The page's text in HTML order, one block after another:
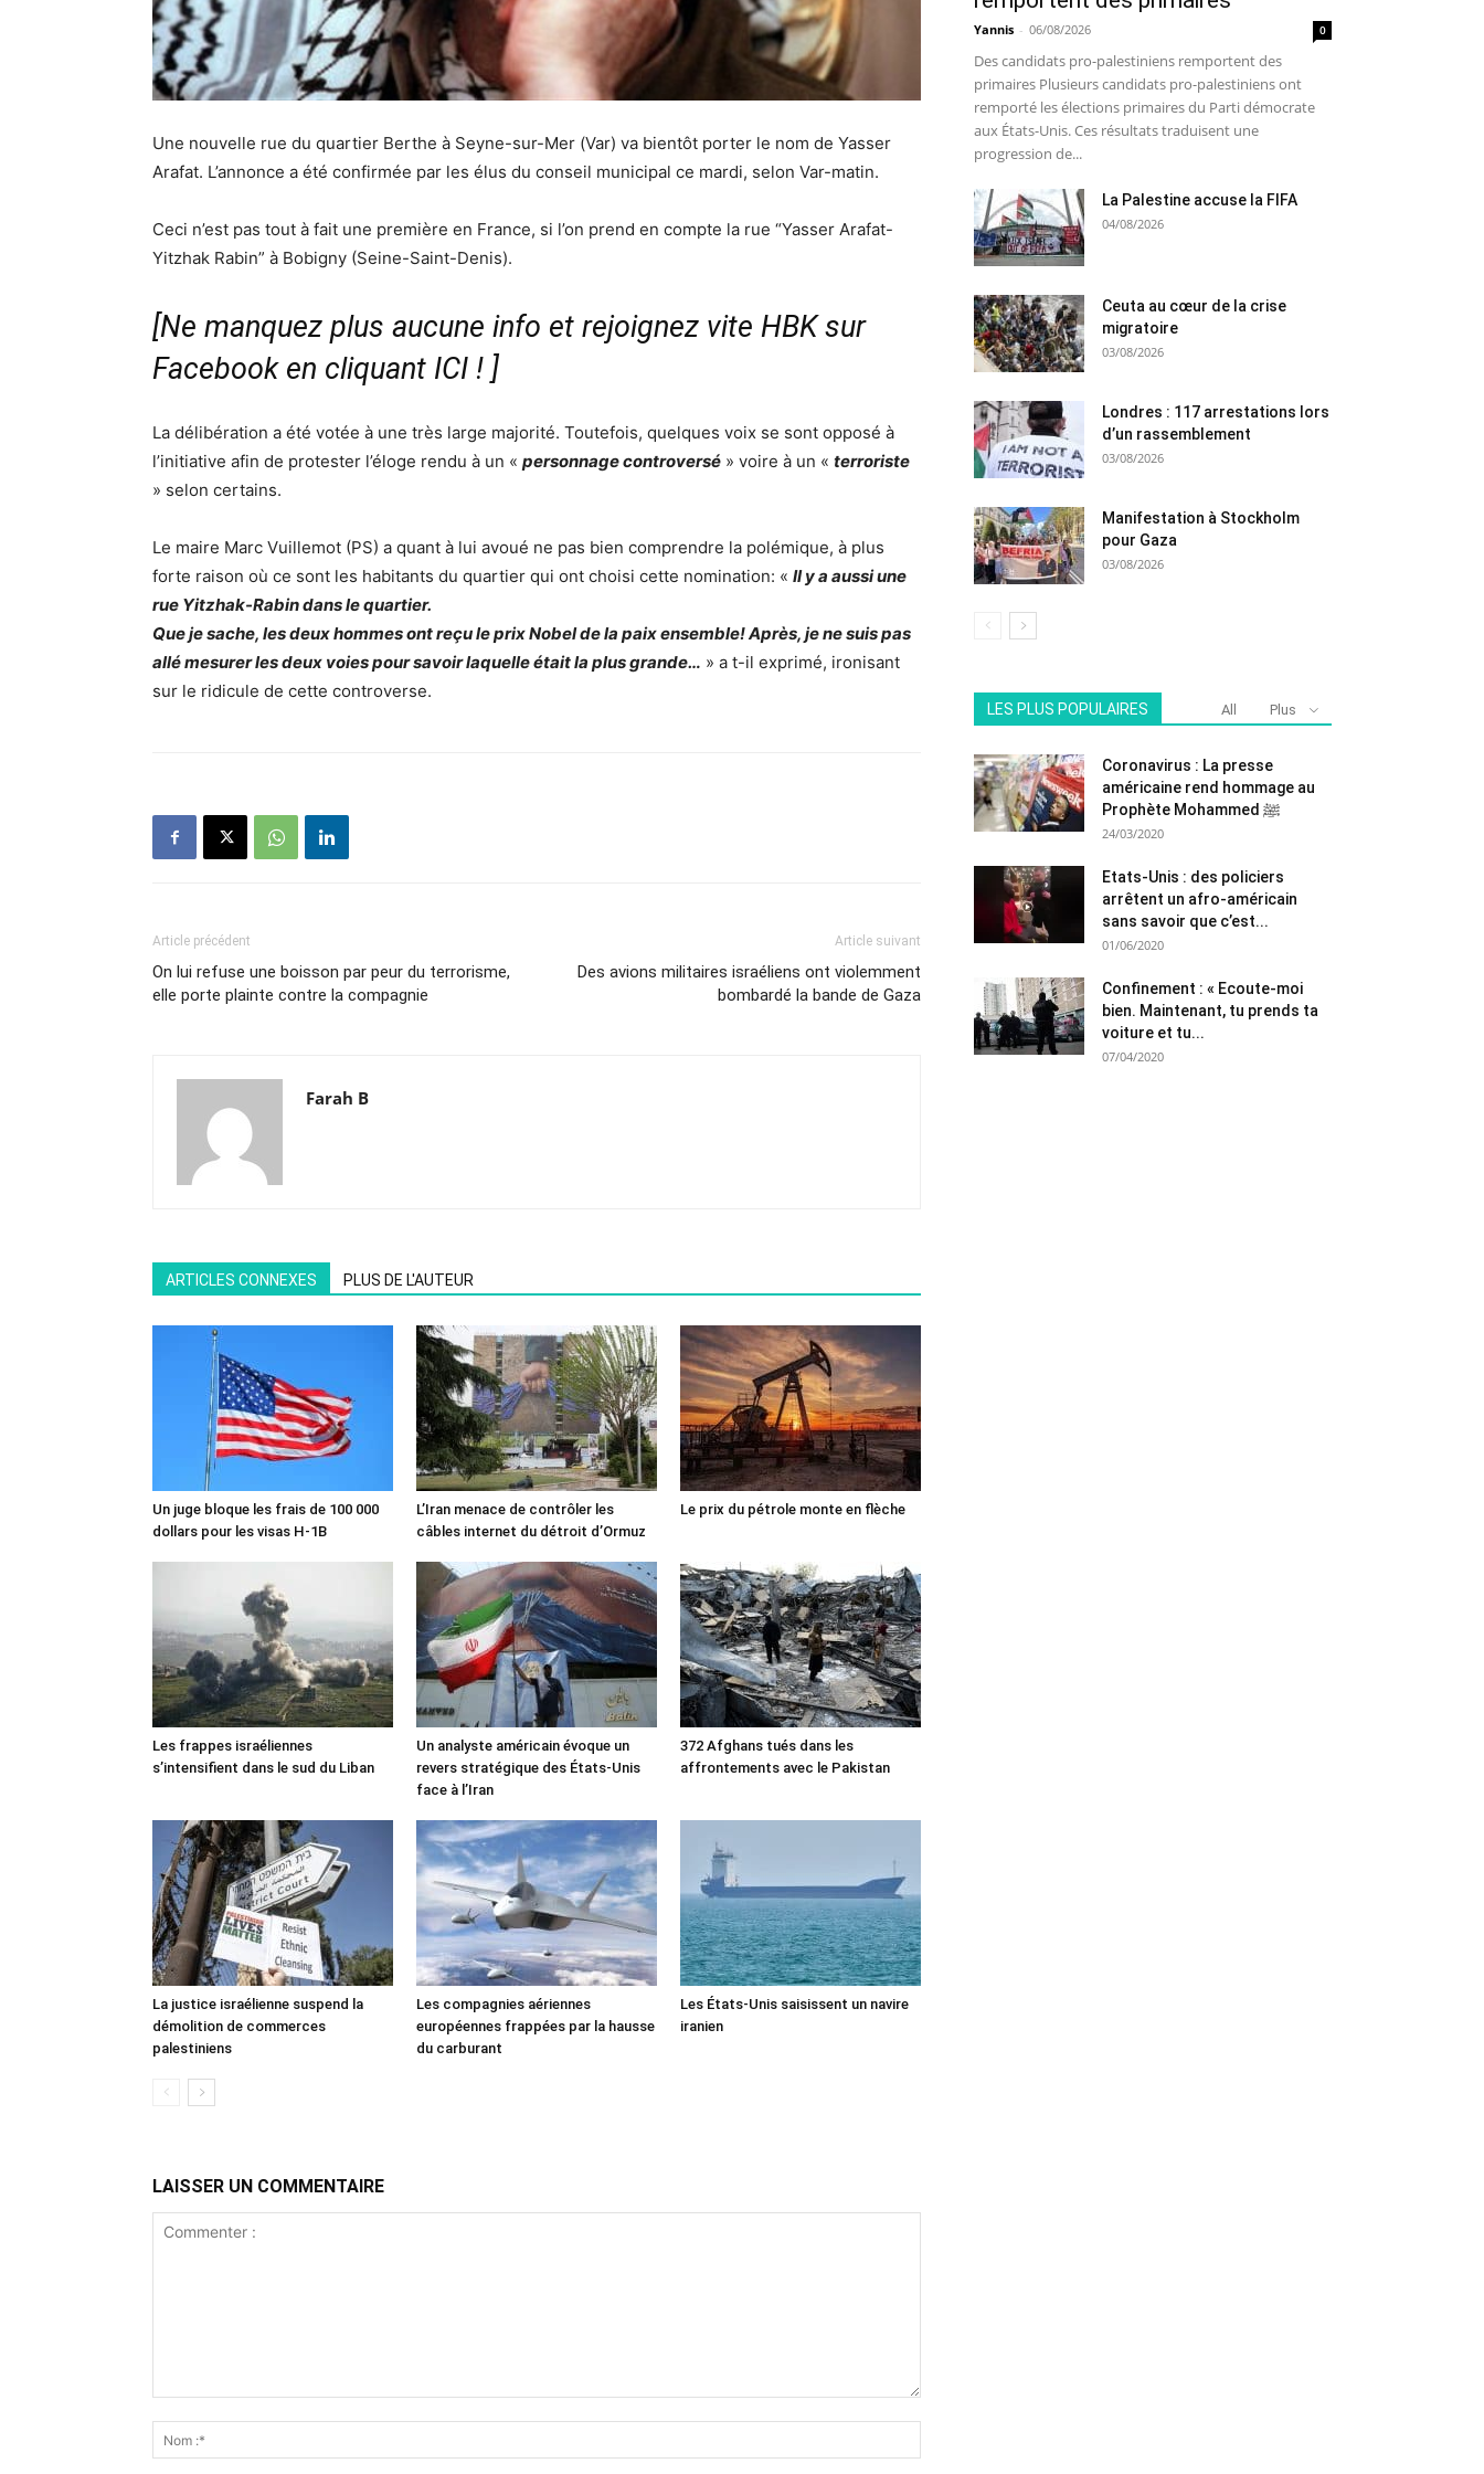
Une nouvelle rue du quartier Berthe à Seyne-sur-Mer (Var) va bientôt porter le nom de Yasser
Arafat. L’annonce a été confirmée par les élus du conseil municipal ce mardi, selon Var-matin.
Ceci n’est pas tout à fait une première en France, si l’on prend en compte la rue “Yasser Arafat-
Yitzhak Rabin” à Bobigny (Seine-Saint-Denis).
[Ne manquez plus aucune info et rejoignez vite HBK sur
Facebook en cliquant ICI ! ]
La délibération a été votée à une très large majorité. Toutefois, quelques voix se sont opposé à
l’initiative afin de protester l’éloge rendu à un « personnage controversé » voire à un « terroriste
» selon certains.
Le maire Marc Vuillemot (PS) a quant à lui avoué ne pas bien comprendre la polémique, à plus
forte raison où ce sont les habitants du quartier qui ont choisi cette nomination: « Il y a aussi une
rue Yitzhak-Rabin dans le quartier.
Que je sache, les deux hommes ont reçu le prix Nobel de la paix ensemble! Après, je ne suis pas
allé mesurer les deux voies pour savoir laquelle était la plus grande… » a t-il exprimé, ironisant
sur le ridicule de cette controverse.
Article précédent
On lui refuse une boisson par peur du terrorisme,
elle porte plainte contre la compagnie
Article suivant
Des avions militaires israéliens ont violemment
bombardé la bande de Gaza
Farah B
ARTICLES CONNEXES PLUS DE L'AUTEUR
Un juge bloque les frais de 100 000
dollars pour les visas H-1B
L’Iran menace de contrôler les
câbles internet du détroit d’Ormuz
Le prix du pétrole monte en flèche
Les frappes israéliennes
s’intensifient dans le sud du Liban
Un analyste américain évoque un
revers stratégique des États-Unis
face à l’Iran
372 Afghans tués dans les
affrontements avec le Pakistan
La justice israélienne suspend la
démolition de commerces
palestiniens
Les compagnies aériennes
européennes frappées par la hausse
du carburant
Les États-Unis saisissent un navire
iranien
LAISSER UN COMMENTAIRE
Yannis - 06/08/2026 0
Des candidats pro-palestiniens remportent des
primaires Plusieurs candidats pro-palestiniens ont
remporté les élections primaires du Parti démocrate
aux États-Unis. Ces résultats traduisent une
progression de...
La Palestine accuse la FIFA
04/08/2026
Ceuta au cœur de la crise
migratoire
03/08/2026
Londres : 117 arrestations lors
d’un rassemblement
03/08/2026
Manifestation à Stockholm
pour Gaza
03/08/2026
LES PLUS POPULAIRES All Plus
Coronavirus : La presse
américaine rend hommage au
Prophète Mohammed ﷺ
24/03/2020
Etats-Unis : des policiers
arrêtent un afro-américain
sans savoir que c’est...
01/06/2020
Confinement : « Ecoute-moi
bien. Maintenant, tu prends ta
voiture et tu...
07/04/2020